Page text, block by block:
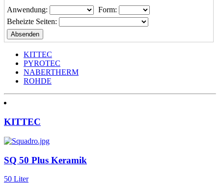
Anwendung:
Form:
Beheizte Seiten:
KITTEC
PYROTEC
NABERTHERM
ROHDE
KITTEC
SQ 50 Plus Keramik
50 Liter